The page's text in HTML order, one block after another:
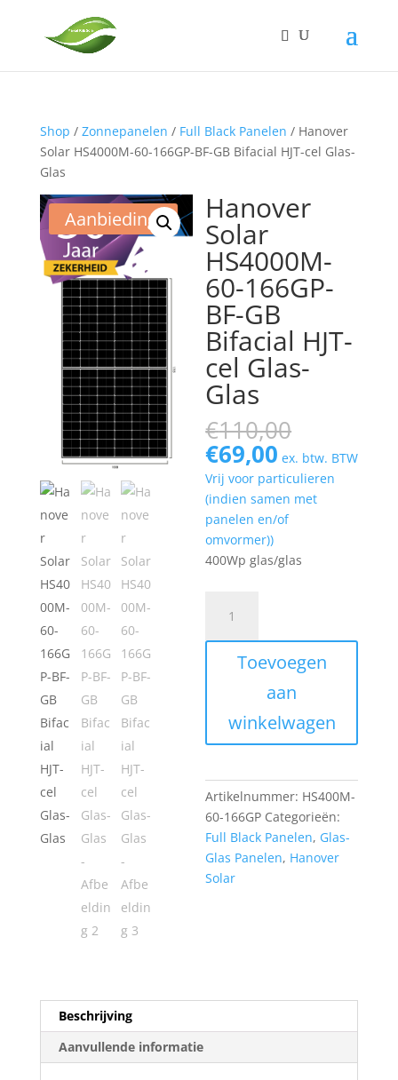
Shop / Zonnepanelen / Full Black Panelen / Hanover
Solar HS4000M-60-166GP-BF-GB Bifacial HJT-cel Glas-
Glas
Aanbieding! Hanover
Solar
HS4000M-
60-166GP-
BF-GB
Bifacial HJT-
cel Glas-
Glas
€110,00
prijs
was:
€110,00.
€69,00Huidige
prijs
is:
€69,00.
ex. btw. BTW
Vrij voor particulieren
(indien samen met
panelen en/of
omvormer))
400Wp glas/glas
Solar
HS4000M-
Bifacial
cel
Glas-
Glas
aantal
Toevoegen
aan
winkelwagen
Artikelnummer: HS400M-
60-166GP Categorieën:
Full Black Panelen, Glas-
Glas Panelen, Hanover
Solar
Beschrijving
Aanvullende informatie